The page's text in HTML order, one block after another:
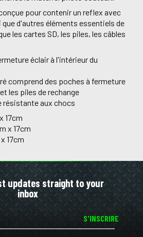
pour contenir un reflex avec
d'autres éléments essentiels de
les cartes SD, les piles, les câbles
éclair à l'intérieur du
comprend des poches à fermeture
les piles de rechange
résistante aux chocs
17cm
x 17cm
17cm
updates straight to your
inbox
S'INSCRIRE